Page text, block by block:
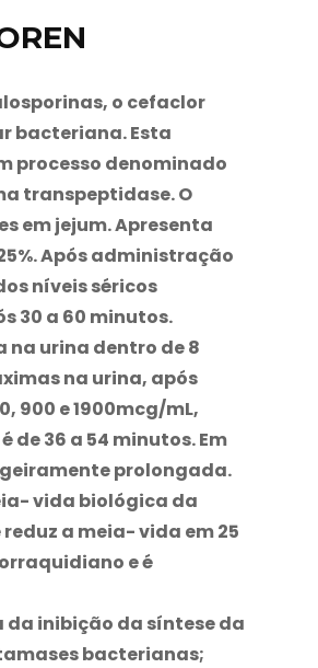
o cefaclor
bacteriana. Esta
processo denominado
transpeptidase. O
em jejum. Apresenta
Após administração
níveis séricos
30 a 60 minutos.
na urina dentro de 8
na urina, após
900 e 1900mcg/mL,
36 a 54 minutos. Em
prolongada.
vida biológica da
a meia- vida em 25
e é
inibição da síntese da
bacterianas;